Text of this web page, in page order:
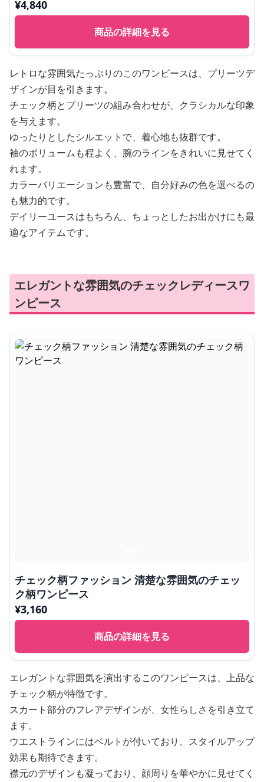
¥4,840
商品の詳細を見る
レトロな雰囲気たっぷりのこのワンピースは、プリーツデ
ザインが目を引きます。
チェック柄とプリーツの組み合わせが、クラシカルな印象
を与えます。
ゆったりとしたシルエットで、着心地も抜群です。
袖のボリュームも程よく、腕のラインをきれいに見せてく
れます。
カラーバリエーションも豊富で、自分好みの色を選べるの
も魅力的です。
デイリーユースはもちろん、ちょっとしたお出かけにも最
適なアイテムです。
エレガントな雰囲気のチェックレディースワ
ンピース
チェック柄ファッション 清楚な雰囲気のチェッ
ク柄ワンピース
¥3,160
商品の詳細を見る
エレガントな雰囲気を演出するこのワンピースは、上品な
チェック柄が特徴です。
スカート部分のフレアデザインが、女性らしさを引き立て
ます。
ウエストラインにはベルトが付いており、スタイルアップ
効果も期待できます。
襟元のデザインも凝っており、顔周りを華やかに見せてく